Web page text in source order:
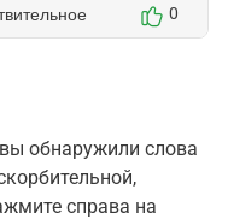
0
обнаружили слова
справа на